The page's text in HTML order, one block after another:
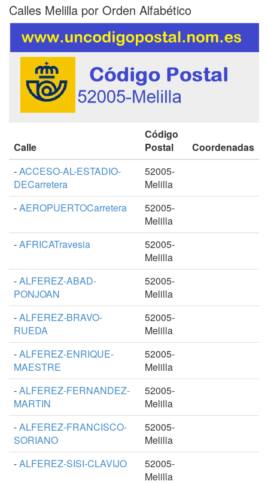
Calles Melilla por Orden Alfabético
Calle
Código
Postal
Coordenadas
-ACCESO-AL-ESTADIO-
DECarretera
52005-
Melilla
-AEROPUERTOCarretera
52005-
Melilla
-AFRICATravesia
52005-
Melilla
-ALFEREZ-ABAD-
PONJOAN
52005-
Melilla
-ALFEREZ-BRAVO-
RUEDA
52005-
Melilla
-ALFEREZ-ENRIQUE-
MAESTRE
52005-
Melilla
-ALFEREZ-FERNANDEZ-
MARTIN
52005-
Melilla
-ALFEREZ-FRANCISCO-
SORIANO
52005-
Melilla
-ALFEREZ-SISI-CLAVIJO
52005-
Melilla